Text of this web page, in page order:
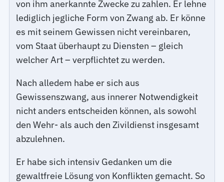
von ihm anerkannte Zwecke zu zahlen. Er lehne
lediglich jegliche Form von Zwang ab. Er könne
es mit seinem Gewissen nicht vereinbaren,
vom Staat überhaupt zu Diensten – gleich
welcher Art – verpflichtet zu werden.
Nach alledem habe er sich aus
Gewissenszwang, aus innerer Notwendigkeit
nicht anders entscheiden können, als sowohl
den Wehr- als auch den Zivildienst insgesamt
abzulehnen.
Er habe sich intensiv Gedanken um die
gewaltfreie Lösung von Konflikten gemacht. So